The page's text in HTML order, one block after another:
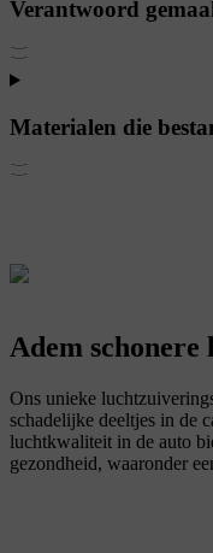
Verantwoord
Materialen die
Adem schonere
Ons unieke
schadelijke deeltjes in de
luchtkwaliteit in de auto
gezondheid, waaronder